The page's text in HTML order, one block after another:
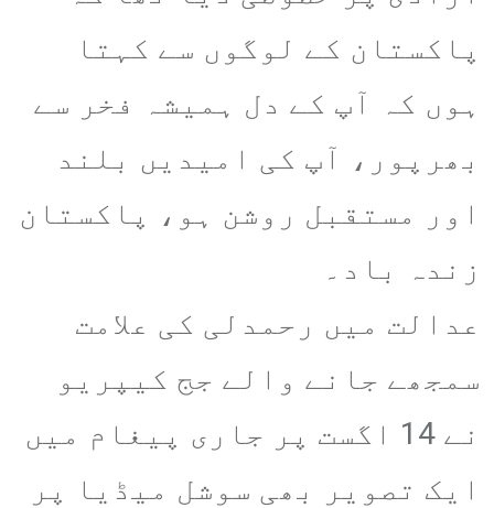
پاکستان کے لوگوں سے کہتا
ہوں کہ آپ کے دل ہمیشہ فخر سے
بھرپور، آپ کی امیدیں بلند
اور مستقبل روشن ہو، پاکستان
زندہ باد۔
عدالت میں رحمدلی کی علامت
سمجھے جانے والے جج کیپریو
نے 14 اگست پر جاری پیغام میں
ایک تصویر بھی سوشل میڈیا پر